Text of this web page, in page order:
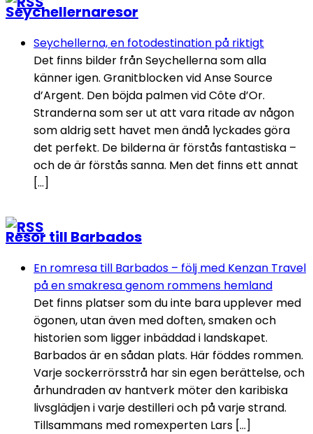
Seychellernaresor
Seychellerna, en fotodestination på riktigt
Det finns bilder från Seychellerna som alla
känner igen. Granitblocken vid Anse Source
d’Argent. Den böjda palmen vid Côte d’Or.
Stranderna som ser ut att vara ritade av någon
som aldrig sett havet men ändå lyckades göra
det perfekt. De bilderna är förstås fantastiska –
och de är förstås sanna. Men det finns ett annat
[…]
Resor till Barbados
En romresa till Barbados – följ med Kenzan Travel
på en smakresa genom rommens hemland
Det finns platser som du inte bara upplever med
ögonen, utan även med doften, smaken och
historien som ligger inbäddad i landskapet.
Barbados är en sådan plats. Här föddes rommen.
Varje sockerrörsstrå har sin egen berättelse, och
århundraden av hantverk möter den karibiska
livsglädjen i varje destilleri och på varje strand.
Tillsammans med romexperten Lars […]